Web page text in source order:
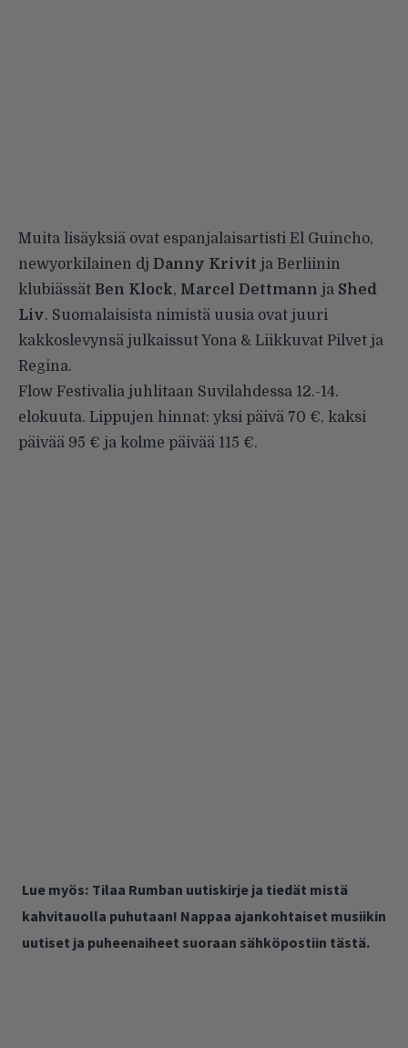
Muita lisäyksiä ovat espanjalaisartisti El Guincho,
newyorkilainen dj Danny Krivit ja Berliinin
klubiässät Ben Klock, Marcel Dettmann ja Shed
Liv. Suomalaisista nimistä uusia ovat juuri
kakkoslevynsä julkaissutYona & Liikkuvat Pilvet ja
Regina.
Flow Festivalia juhlitaan Suvilahdessa 12.-14.
elokuuta. Lippujen hinnat: yksi päivä 70 €, kaksi
päivää 95 € ja kolme päivää 115 €.
Lue myös: Tilaa Rumban uutiskirje ja tiedät mistä
kahvitauolla puhutaan! Nappaa ajankohtaiset musiikin
uutiset ja puheenaiheet suoraan sähköpostiin tästä.